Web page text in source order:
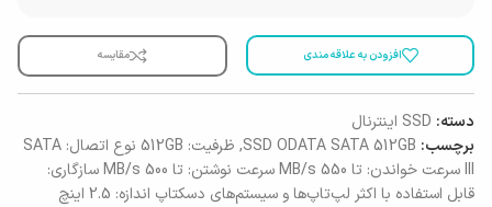
افزودن به علاقه مندی مقایسه
دسته: SSD اینترنال
برچسب: SSD ODATA SATA 512GB
,
ظرفیت: 512GB نوع اتصال: SATA
III سرعت خواندن: تا 550 MB/s سرعت نوشتن: تا 500 MB/s سازگاری:
قابل استفاده با اکثر لپ‌تاپ‌ها و سیستم‌های دسکتاپ اندازه: 2.5 اینچ